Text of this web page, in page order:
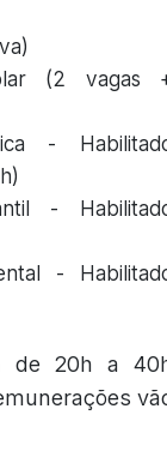
(2 vagas
-
-
-
de 20h a